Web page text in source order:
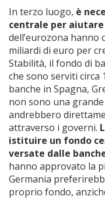
In terzo luogo, è
centrale per
dell’eurozona hanno
miliardi di euro per
Stabilità, il fondo di
che sono serviti circa
banche in Spagna,
non sono una
andrebbero
attraverso i governi.
istituire un fondo
versate dalle
hanno approvato la
Germania
proprio fondo,